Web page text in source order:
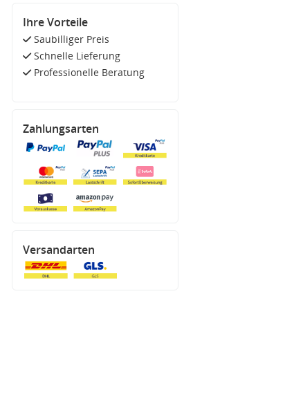
Ihre Vorteile
Saubilliger Preis
Schnelle Lieferung
Professionelle Beratung
Zahlungsarten
Versandarten